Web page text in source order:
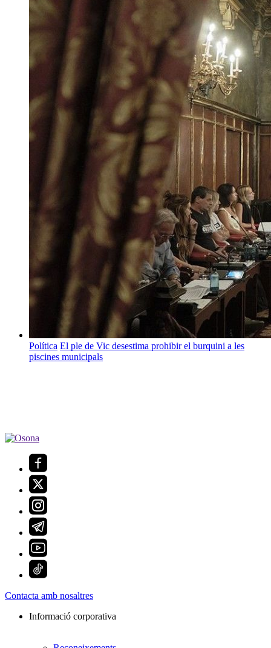
Política El ple de Vic desestima prohibir el burquini a les
piscines municipals
Contacta amb nosaltres
Informació corporativa